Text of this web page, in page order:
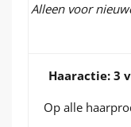
Alleen voor
Haaractie: 3
Op alle